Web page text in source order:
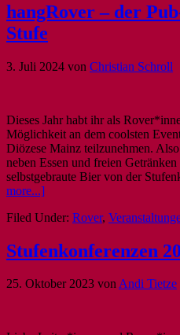
hangRover – der
Stufe
3. Juli 2024 von Christian Schroll
Dieses Jahr habt ihr als
Möglichkeit an dem coolsten
Diözese Mainz teilzunehmen.
neben Essen und freien
selbstgebraute Bier von der
more...]
Filed Under: Rover,
Stufenkonferenzen
25. Oktober 2023 vonAndi Tietze